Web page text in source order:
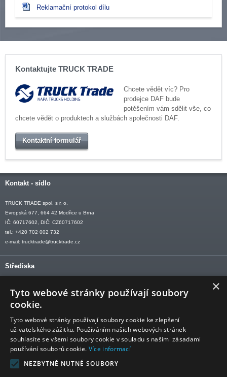
Reklamační protokol dílu
Kontaktujte TRUCK TRADE
Chcete vědět víc? Pro
prodejce DAF bude
potěšením vám sdělit vše, co
chcete vědět o produktech a službách společnosti DAF.
Kontaktní formulář
Kontakt - sídlo
TRUCK TRADE spol. s r. o.
Evropská 677, 664 42 Modřice u Brna
IČ: 60717602, DIČ: CZ60717602
tel.: +420 702 002 732
e-mail: trucktrade@trucktrade.cz
Střediska
OSTRAVA tel: +420 602 547 882
OTROKOVICE tel: +420 577 110 921-2
Sledujte nás
×
Tyto webové stránky používají soubory
cookie.
Tyto webové stránky používají soubory cookie ke zlepšení
uživatelského zážitku. Používáním našich webových stránek
souhlasíte se všemi soubory cookie v souladu s našimi zásadami
používání souborů cookie. Více informací
NEZBYTNĚ NUTNÉ SOUBORY